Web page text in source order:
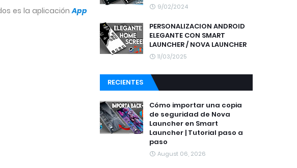
es la aplicaciónApp
9/02/2024
PERSONALIZACION ANDROID
ELEGANTE CON SMART
LAUNCHER / NOVA LAUNCHER
11/03/2025
RECIENTES
Cómo importar una copia
de seguridad de Nova
Launcher en Smart
Launcher | Tutorial paso a
paso
August 06, 2026